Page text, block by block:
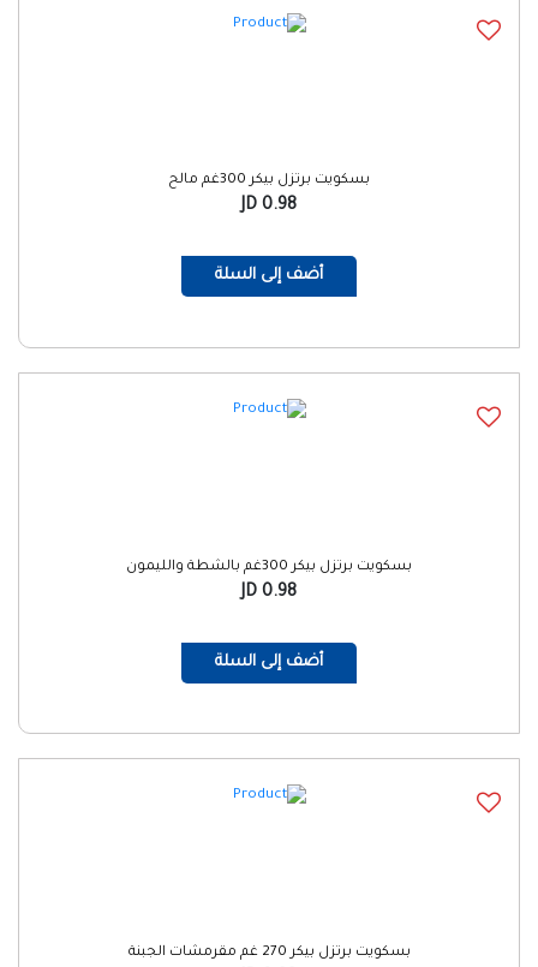
بسكويت برتزل بيكر 300غم مالح
0.98 JD
أضف إلى السلة
بسكويت برتزل بيكر 300غم بالشطة والليمون
0.98 JD
أضف إلى السلة
بسكويت برتزل بيكر 270 غم مقرمشات الجبنة